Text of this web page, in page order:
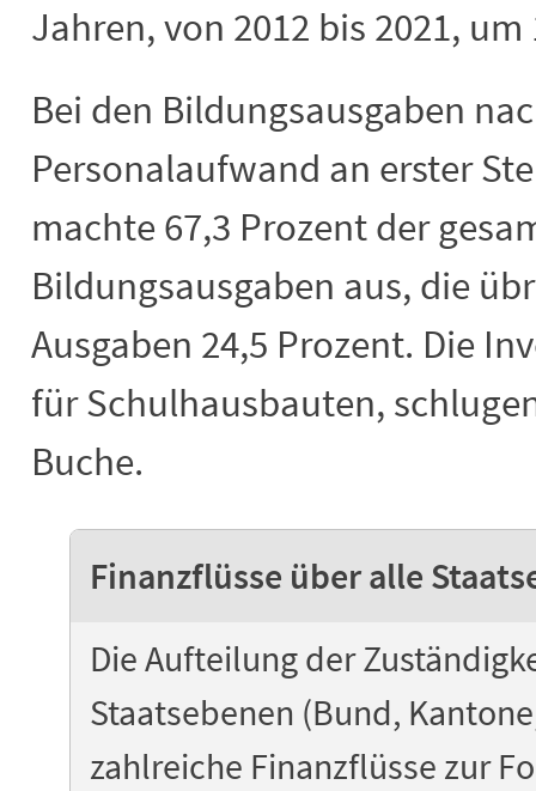
Jahren, von 2012 bis 2021,
Bei den Bildungsausgaben
Personalaufwand an erster
machte 67,3 Prozent der
Bildungsausgaben aus, die
Ausgaben 24,5 Prozent. Die
für Schulhausbauten,
Buche.
Finanzflüsse über alle
Die Aufteilung der
Staatsebenen (Bund,
zahlreiche Finanzflüsse zur